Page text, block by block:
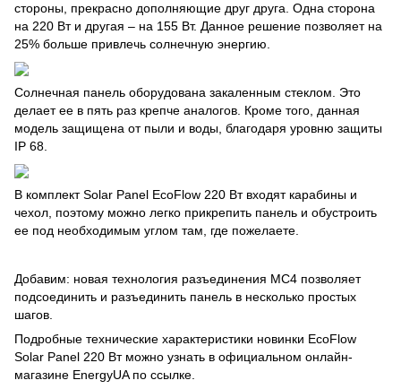
стороны, прекрасно дополняющие друг друга. Одна сторона
на 220 Вт и другая – на 155 Вт. Данное решение позволяет на
25% больше привлечь солнечную энергию.
Солнечная панель оборудована закаленным стеклом. Это
делает ее в пять раз крепче аналогов. Кроме того, данная
модель защищена от пыли и воды, благодаря уровню защиты
IP 68.
В комплект Solar Panel EcoFlow 220 Вт входят карабины и
чехол, поэтому можно легко прикрепить панель и обустроить
ее под необходимым углом там, где пожелаете.
Добавим: новая технология разъединения MC4 позволяет
подсоединить и разъединить панель в несколько простых
шагов.
Подробные технические характеристики новинки EcoFlow
Solar Panel 220 Вт можно узнать в официальном онлайн-
магазине EnergyUA по ссылке